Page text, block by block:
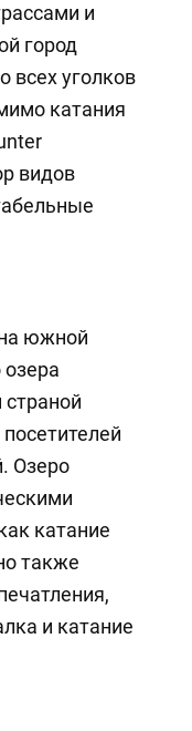
и
город
всех уголков
катания
видов
южной
Озеро
катание
также
и катание